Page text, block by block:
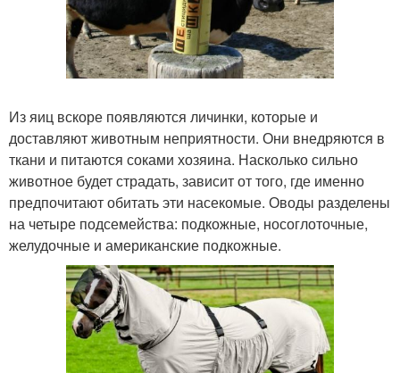
Из яиц вскоре появляются личинки, которые и
доставляют животным неприятности. Они внедряются в
ткани и питаются соками хозяина. Насколько сильно
животное будет страдать, зависит от того, где именно
предпочитают обитать эти насекомые. Оводы разделены
на четыре подсемейства: подкожные, носоглоточные,
желудочные и американские подкожные.